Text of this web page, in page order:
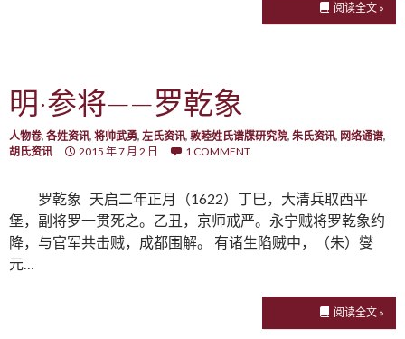
阅读全文 »
明·参将——罗乾象
人物卷, 各姓资讯, 将帅武勇, 左氏资讯, 敦睦姓氏谱牒研究院, 朱氏资讯, 网络通谱,
胡氏资讯
2015 年 7 月 2 日 1 COMMENT
罗乾象 天启二年正月（1622）丁巳，大清兵取西平
堡，副将罗一贯死之。乙丑，京师戒严。永宁贼将罗乾象约
降，与官军共击贼，成都围解。 有诸生陷贼中，（朱）燮
元…
阅读全文 »